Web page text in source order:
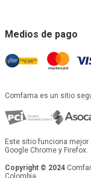
Medios de pago
Comfama es un sitio
Este sitio funciona
Google Chrome y Firefox.
Copyright © 2024
Colombia.